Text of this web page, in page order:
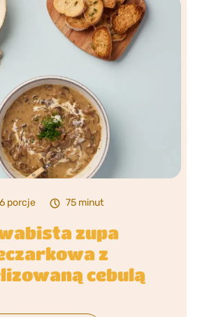
6 porcje 75 minut
zupa
z
cebulą